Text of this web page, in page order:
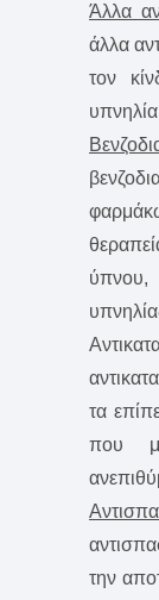
Άλλα
άλλα
τον
τα
που
την